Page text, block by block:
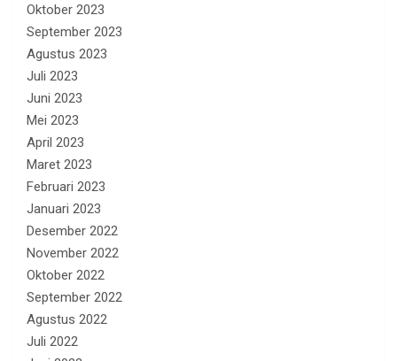
Oktober 2023
September 2023
Agustus 2023
Juli 2023
Juni 2023
Mei 2023
April 2023
Maret 2023
Februari 2023
Januari 2023
Desember 2022
November 2022
Oktober 2022
September 2022
Agustus 2022
Juli 2022